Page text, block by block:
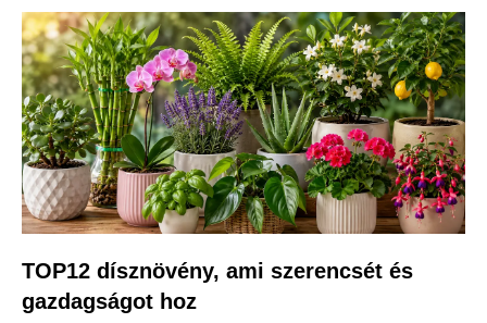
TOP12 dísznövény, ami szerencsét és
gazdagságot hoz